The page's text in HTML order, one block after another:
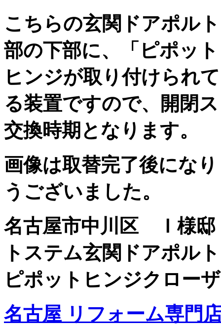
こちらの玄関ドアポル
部の下部に、「ピポッ
ヒンジが取り付けられ
る装置ですので、開閉
交換時期となります。
画像は取替完了後にな
うございました。
名古屋市中川区 Ｉ様
トステム玄関ドアポル
ピポットヒンジクロー
名古屋 リフォーム専門